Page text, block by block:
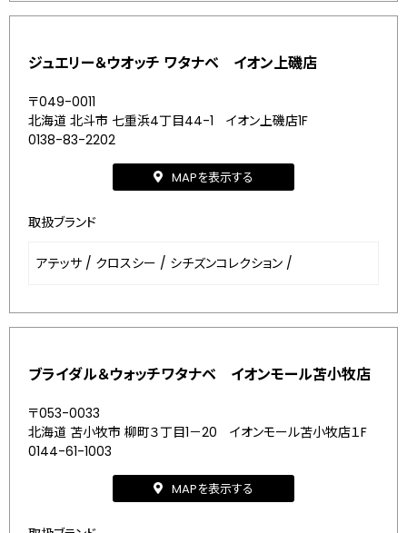
ジュエリー＆ウオッチ ワタナベ イオン上磯店
〒049-0011
北海道 北斗市 七重浜4丁目44-1 イオン上磯店1F
0138-83-2202
MAPを表示する
取扱ブランド
アテッサ / クロスシー / シチズンコレクション /
ブライダル＆ウォッチワタナベ イオンモール苫小牧店
〒053-0033
北海道 苫小牧市 柳町３丁目1－20 イオンモール苫小牧店１F
0144-61-1003
MAPを表示する